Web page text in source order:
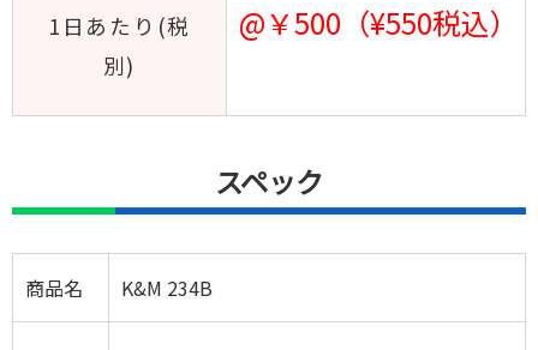
1日あたり(税
別)
@￥500（¥550税込）
スペック
商品名 K&M 234B